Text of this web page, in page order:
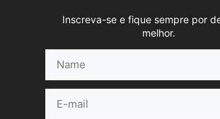
Inscreva-se e fique sempre por
melhor.
mail